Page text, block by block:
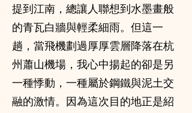
提到江南，總讓人聯想到水墨畫般
的青瓦白牆與輕柔細雨。但這一
趟，當飛機劃過厚厚雲層降落在杭
州蕭山機場，我心中揚起的卻是另
一種悸動，一種屬於鋼鐵與泥土交
融的激情。因為這次目的地正是紹